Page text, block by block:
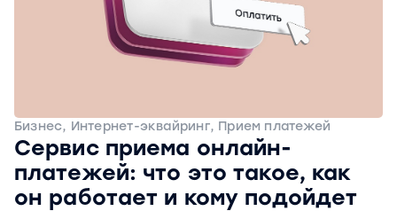
Бизнес, Интернет-эквайринг, Прием платежей
Сервис приема онлайн-
платежей: что это такое, как
он работает и кому подойдет